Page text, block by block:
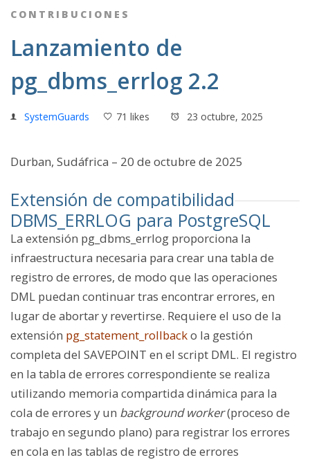
CONTRIBUCIONES
Lanzamiento de
pg_dbms_errlog 2.2
SystemGuards 71 likes 23 octubre, 2025
Durban, Sudáfrica – 20 de octubre de 2025
Extensión de compatibilidad
DBMS_ERRLOG para PostgreSQL
La extensión pg_dbms_errlog proporciona la
infraestructura necesaria para crear una tabla de
registro de errores, de modo que las operaciones
DML puedan continuar tras encontrar errores, en
lugar de abortar y revertirse. Requiere el uso de la
extensión pg_statement_rollbacko la gestión
completa del SAVEPOINT en el script DML. El registro
en la tabla de errores correspondiente se realiza
utilizando memoria compartida dinámica para la
cola de errores y un background worker(proceso de
trabajo en segundo plano) para registrar los errores
en cola en las tablas de registro de errores